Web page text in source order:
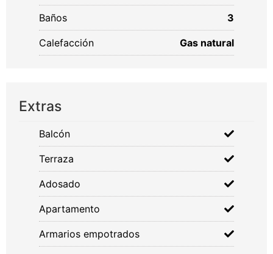
Baños 3
Calefacción Gas natural
Extras
Balcón
Terraza
Adosado
Apartamento
Armarios empotrados